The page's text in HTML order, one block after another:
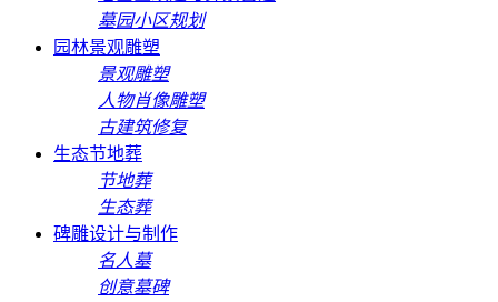
墓园小区规划
园林景观雕塑
景观雕塑
人物肖像雕塑
古建筑修复
生态节地葬
节地葬
生态葬
碑雕设计与制作
名人墓
创意墓碑